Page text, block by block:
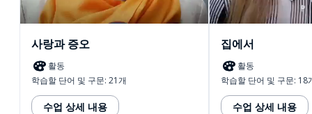
사랑과 증오
활동
학습할 단어 및 구문: 21개
수업 상세 내용
집에서
활동
학습할 단어 및 구문: 18
수업 상세 내용